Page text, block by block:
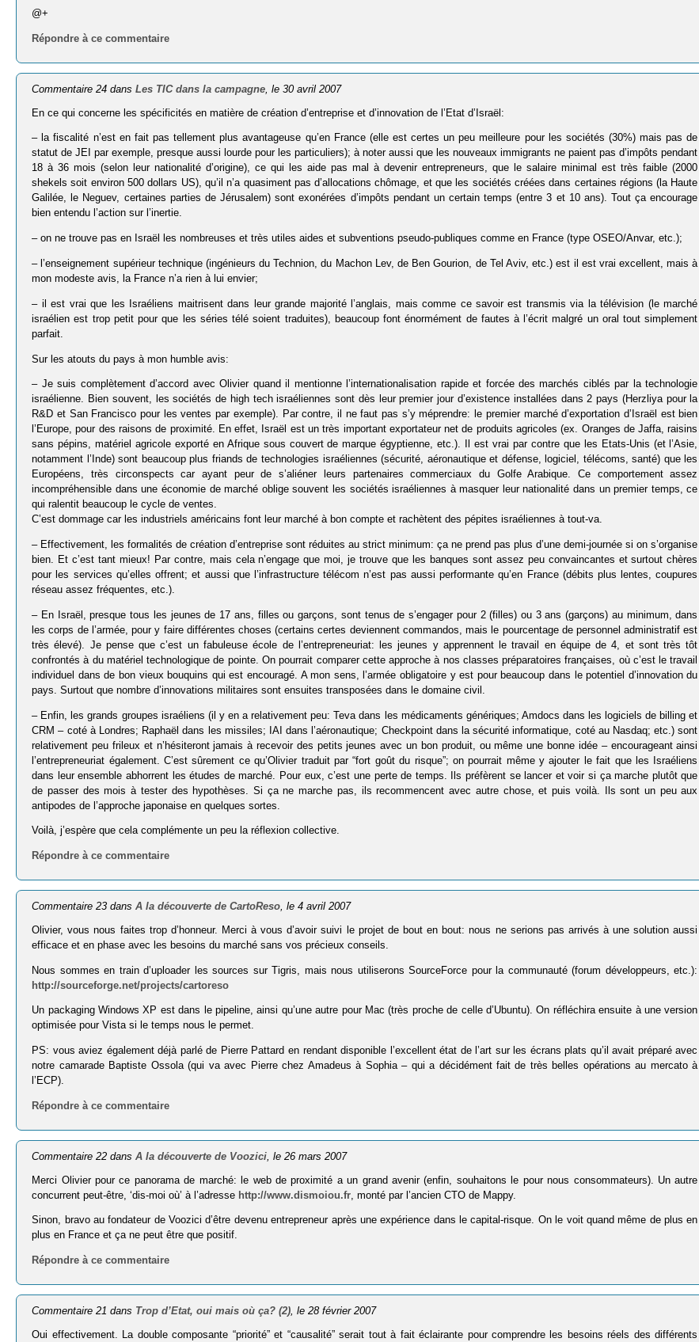
@+
Répondre à ce commentaire
Commentaire 24 dansLes TIC dans la campagne , le 30 avril 2007
En ce qui concerne les spécificités en matière de création d’entreprise et d’innovation de l’Etat d’Israël:
– la fiscalité n’est en fait pas tellement plus avantageuse qu’en France (elle est certes un peu meilleure pour les sociétés (30%) mais pas de
statut de JEI par exemple, presque aussi lourde pour les particuliers); à noter aussi que les nouveaux immigrants ne paient pas d’impôts pendant
18 à 36 mois (selon leur nationalité d’origine), ce qui les aide pas mal à devenir entrepreneurs, que le salaire minimal est très faible (2000
shekels soit environ 500 dollars US), qu’il n’a quasiment pas d’allocations chômage, et que les sociétés créées dans certaines régions (la Haute
Galilée, le Neguev, certaines parties de Jérusalem) sont exonérées d’impôts pendant un certain temps (entre 3 et 10 ans). Tout ça encourage
bien entendu l’action sur l’inertie.
– on ne trouve pas en Israël les nombreuses et très utiles aides et subventions pseudo-publiques comme en France (type OSEO/Anvar, etc.);
– l’enseignement supérieur technique (ingénieurs du Technion, du Machon Lev, de Ben Gourion, de Tel Aviv, etc.) est il est vrai excellent, mais à
mon modeste avis, la France n’a rien à lui envier;
– il est vrai que les Israéliens maitrisent dans leur grande majorité l’anglais, mais comme ce savoir est transmis via la télévision (le marché
israélien est trop petit pour que les séries télé soient traduites), beaucoup font énormément de fautes à l’écrit malgré un oral tout simplement
parfait.
Sur les atouts du pays à mon humble avis:
– Je suis complètement d’accord avec Olivier quand il mentionne l’internationalisation rapide et forcée des marchés ciblés par la technologie
israélienne. Bien souvent, les sociétés de high tech israéliennes sont dès leur premier jour d’existence installées dans 2 pays (Herzliya pour la
R&D et San Francisco pour les ventes par exemple). Par contre, il ne faut pas s’y méprendre: le premier marché d’exportation d’Israël est bien
l’Europe, pour des raisons de proximité. En effet, Israël est un très important exportateur net de produits agricoles (ex. Oranges de Jaffa, raisins
sans pépins, matériel agricole exporté en Afrique sous couvert de marque égyptienne, etc.). Il est vrai par contre que les Etats-Unis (et l’Asie,
notamment l’Inde) sont beaucoup plus friands de technologies israéliennes (sécurité, aéronautique et défense, logiciel, télécoms, santé) que les
Européens, très circonspects car ayant peur de s’aliéner leurs partenaires commerciaux du Golfe Arabique. Ce comportement assez
incompréhensible dans une économie de marché oblige souvent les sociétés israéliennes à masquer leur nationalité dans un premier temps, ce
qui ralentit beaucoup le cycle de ventes.
C’est dommage car les industriels américains font leur marché à bon compte et rachètent des pépites israéliennes à tout-va.
– Effectivement, les formalités de création d’entreprise sont réduites au strict minimum: ça ne prend pas plus d’une demi-journée si on s’organise
bien. Et c’est tant mieux! Par contre, mais cela n’engage que moi, je trouve que les banques sont assez peu convaincantes et surtout chères
pour les services qu’elles offrent; et aussi que l’infrastructure télécom n’est pas aussi performante qu’en France (débits plus lentes, coupures
réseau assez fréquentes, etc.).
– En Israël, presque tous les jeunes de 17 ans, filles ou garçons, sont tenus de s’engager pour 2 (filles) ou 3 ans (garçons) au minimum, dans
les corps de l’armée, pour y faire différentes choses (certains certes deviennent commandos, mais le pourcentage de personnel administratif est
très élevé). Je pense que c’est un fabuleuse école de l’entrepreneuriat: les jeunes y apprennent le travail en équipe de 4, et sont très tôt
confrontés à du matériel technologique de pointe. On pourrait comparer cette approche à nos classes préparatoires françaises, où c’est le travail
individuel dans de bon vieux bouquins qui est encouragé. A mon sens, l’armée obligatoire y est pour beaucoup dans le potentiel d’innovation du
pays. Surtout que nombre d’innovations militaires sont ensuites transposées dans le domaine civil.
– Enfin, les grands groupes israéliens (il y en a relativement peu: Teva dans les médicaments génériques; Amdocs dans les logiciels de billing et
CRM – coté à Londres; Raphaël dans les missiles; IAI dans l’aéronautique; Checkpoint dans la sécurité informatique, coté au Nasdaq; etc.) sont
relativement peu frileux et n’hésiteront jamais à recevoir des petits jeunes avec un bon produit, ou même une bonne idée – encourageant ainsi
l’entrepreneuriat également. C’est sûrement ce qu’Olivier traduit par “fort goût du risque”; on pourrait même y ajouter le fait que les Israéliens
dans leur ensemble abhorrent les études de marché. Pour eux, c’est une perte de temps. Ils préfèrent se lancer et voir si ça marche plutôt que
de passer des mois à tester des hypothèses. Si ça ne marche pas, ils recommencent avec autre chose, et puis voilà. Ils sont un peu aux
antipodes de l’approche japonaise en quelques sortes.
Voilà, j’espère que cela complémente un peu la réflexion collective.
Répondre à ce commentaire
Commentaire 23 dansA la découverte de CartoReso, le 4 avril 2007
Olivier, vous nous faites trop d’honneur. Merci à vous d’avoir suivi le projet de bout en bout: nous ne serions pas arrivés à une solution aussi
efficace et en phase avec les besoins du marché sans vos précieux conseils.
Nous sommes en train d’uploader les sources sur Tigris, mais nous utiliserons SourceForce pour la communauté (forum développeurs, etc.):
http://sourceforge.net/projects/cartoreso
Un packaging Windows XP est dans le pipeline, ainsi qu’une autre pour Mac (très proche de celle d’Ubuntu). On réfléchira ensuite à une version
optimisée pour Vista si le temps nous le permet.
PS: vous aviez également déjà parlé de Pierre Pattard en rendant disponible l’excellent état de l’art sur les écrans plats qu’il avait préparé avec
notre camarade Baptiste Ossola (qui va avec Pierre chez Amadeus à Sophia – qui a décidément fait de très belles opérations au mercato à
l’ECP).
Répondre à ce commentaire
Commentaire 22 dansA la découverte de Voozici , le 26 mars 2007
Merci Olivier pour ce panorama de marché: le web de proximité a un grand avenir (enfin, souhaitons le pour nous consommateurs). Un autre
concurrent peut-être, ‘dis-moi où’ à l’adresse http://www.dismoiou.fr , monté par l’ancien CTO de Mappy.
Sinon, bravo au fondateur de Voozici d’être devenu entrepreneur après une expérience dans le capital-risque. On le voit quand même de plus en
plus en France et ça ne peut être que positif.
Répondre à ce commentaire
Commentaire 21 dans Trop d’Etat, oui mais où ça? (2), le 28 février 2007
Oui effectivement. La double composante “priorité” et “causalité” serait tout à fait éclairante pour comprendre les besoins réels des différents